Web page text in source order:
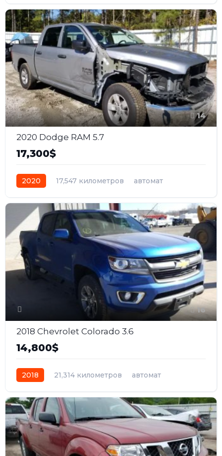
14
2020 Dodge RAM 5.7
17,300$
2020 17,547 километров
автомат
16
2018 Chevrolet Colorado 3.6
14,800$
2018 21,314 километров
автомат